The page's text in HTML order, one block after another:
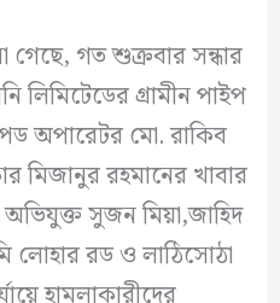
গেছে, গত শুক্রবার সন্ধার
লিমিটেডের গ্রামীন পাইপ
অপারেটর মো. রাকিব
মিজানুর রহমানের খাবার
সুজন মিয়া,জাহিদ
লোহার রড ও লাঠিসোঠা